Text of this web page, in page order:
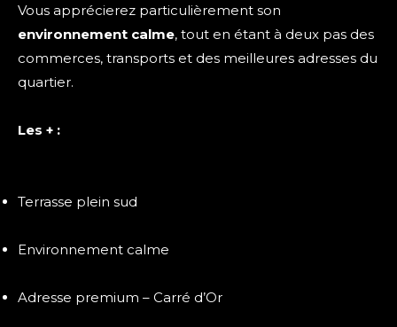
Vous apprécierez particulièrement son
environnement calme, tout en étant à deux pas des
commerces, transports et des meilleures adresses du
quartier.
Les + :
Terrasse plein sud
Environnement calme
Adresse premium – Carré d’Or